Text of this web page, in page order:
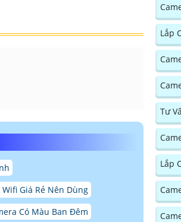
Wifi Giá Rẻ Nên Dùng
Có Màu Ban Đêm
Lắp
Tư
Lắp